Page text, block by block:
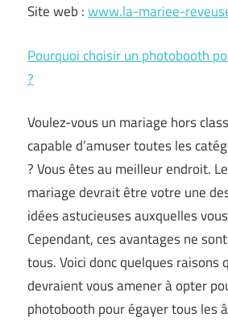
Site web :www.la-mariee-
Pourquoi choisir un photobooth
?
Voulez-vous un mariage hors
capable d’amuser toutes les
? Vous êtes au meilleur endroit.
mariage devrait être votre une
idées astucieuses auxquelles
Cependant, ces avantages ne
tous. Voici donc quelques raisons
devraient vous amener à opter
photobooth pour égayer tous les